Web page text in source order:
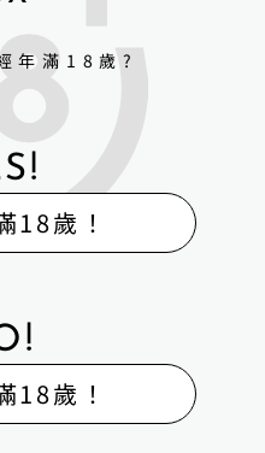
年滿18歲?
18歲！
18歲！